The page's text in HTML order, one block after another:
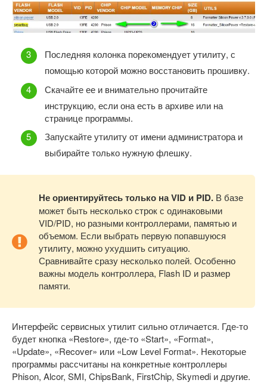
Последняя колонка порекомендует утилиту, с
помощью которой можно восстановить прошивку.
Скачайте ее и внимательно прочитайте
инструкцию, если она есть в архиве или на
странице программы.
Запускайте утилиту от имени администратора и
выбирайте только нужную флешку.
Не ориентируйтесь только на VID и PID. В базе
может быть несколько строк с одинаковыми
VID/PID, но разными контроллерами, памятью и
объемом. Если выбрать первую попавшуюся
утилиту, можно ухудшить ситуацию.
Сравнивайте сразу несколько полей. Особенно
важны модель контроллера, Flash ID и размер
памяти.
Интерфейс сервисных утилит сильно отличается. Где-то
будет кнопка «Restore», где-то «Start», «Format»,
«Update», «Recover» или «Low Level Format». Некоторые
программы рассчитаны на конкретные контроллеры
Phison, Alcor, SMI, ChipsBank, FirstChip, Skymedi и другие.